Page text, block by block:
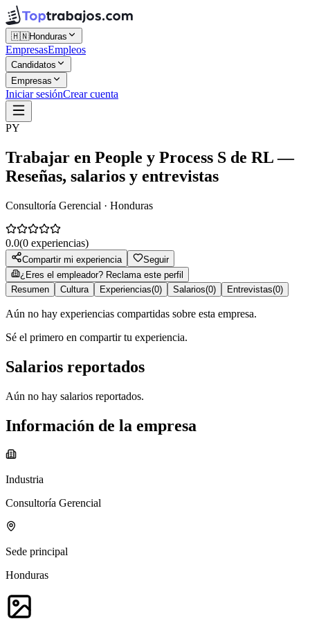
🇭🇳Honduras
EmpresasEmpleos
Candidatos
Empresas
Iniciar sesiónCrear cuenta
PY
Trabajar en People y Process S de RL—
Reseñas, salarios y entrevistas
Consultoría Gerencial · Honduras
0.0(0 experiencias)
Compartir mi experiencia
Seguir
¿Eres el empleador? Reclama este perfil
Resumen
Cultura Experiencias(0) Salarios(0) Entrevistas(0)
Aún no hay experiencias compartidas sobre esta empresa.
Sé el primero en compartir tu experiencia.
Salarios reportados
Aún no hay salarios reportados.
Información de la empresa
Industria
Consultoría Gerencial
Sede principal
Honduras